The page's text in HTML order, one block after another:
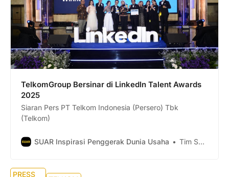
TelkomGroup Bersinar di LinkedIn Talent Awards
2025
Siaran Pers PT Telkom Indonesia (Persero) Tbk
(Telkom)
SUAR Inspirasi Penggerak Dunia Usaha Tim Suar
PRESS